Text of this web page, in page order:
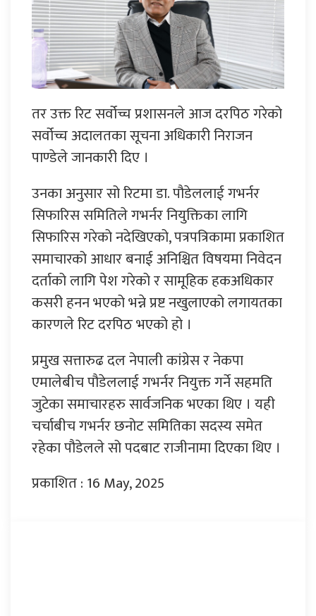
तर उक्त रिट सर्वोच्च प्रशासनले आज दरपिठ गरेको
सर्वोच्च अदालतका सूचना अधिकारी निराजन
पाण्डेले जानकारी दिए ।
उनका अनुसार सो रिटमा डा. पौडेललाई गभर्नर
सिफारिस समितिले गभर्नर नियुक्तिका लागि
सिफारिस गरेको नदेखिएको, पत्रपत्रिकामा प्रकाशित
समाचारको आधार बनाई अनिश्चित विषयमा निवेदन
दर्ताको लागि पेश गरेको र सामूहिक हकअधिकार
कसरी हनन भएको भन्ने प्रष्ट नखुलाएको लगायतका
कारणले रिट दरपिठ भएको हो ।
प्रमुख सत्तारुढ दल नेपाली कांग्रेस र नेकपा
एमालेबीच पौडेललाई गभर्नर नियुक्त गर्ने सहमति
जुटेका समाचारहरु सार्वजनिक भएका थिए । यही
चर्चाबीच गभर्नर छनोट समितिका सदस्य समेत
रहेका पौडेलले सो पदबाट राजीनामा दिएका थिए ।
प्रकाशित : 16 May, 2025